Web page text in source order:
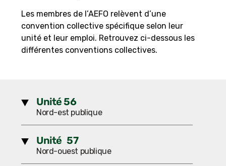
Les membres de l’AEFO relèvent d’une
convention collective spécifique selon leur
unité et leur emploi. Retrouvez ci-dessous les
différentes conventions collectives.
Unité 56
Nord-est publique
Unité 57
Nord-ouest publique